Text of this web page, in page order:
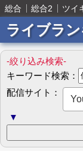
総合 総合2 ツイ
ライブラ
-絞り込み検索-
キーワード検索：
配信サイト：
▼